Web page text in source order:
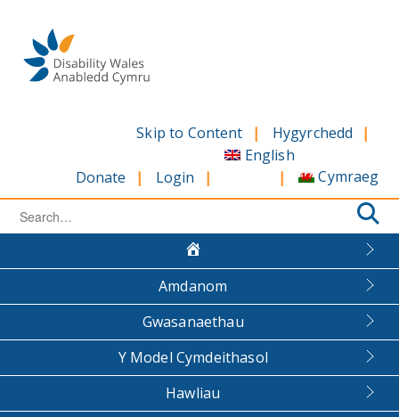
content
Skip to Content Hygyrchedd
Donate Login
English
Cymraeg
Search
Amdanom
Gwasanaethau
Y Model Cymdeithasol
Hawliau